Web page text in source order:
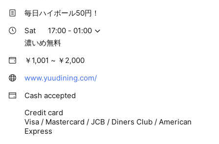
毎日ハイボール50円！
Sat
17:00 - 01:00
濃いめ無料
￥1,001 ~ ￥2,000
www.yuudining.com/
Cash accepted
Credit card
Visa / Mastercard / JCB / Diners Club / American
Express